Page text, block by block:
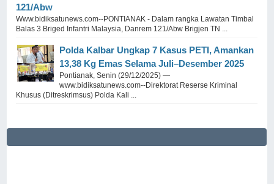
121/Abw
Www.bidiksatunews.com--PONTIANAK - Dalam rangka Lawatan Timbal
Balas 3 Briged Infantri Malaysia, Danrem 121/Abw Brigjen TN ...
Polda Kalbar Ungkap 7 Kasus PETI, Amankan
13,38 Kg Emas Selama Juli–Desember 2025
Pontianak, Senin (29/12/2025) —
www.bidiksatunews.com--Direktorat Reserse Kriminal
Khusus (Ditreskrimsus) Polda Kali ...